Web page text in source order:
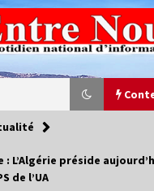
chez nous
: L’Algérie préside
de l’UA